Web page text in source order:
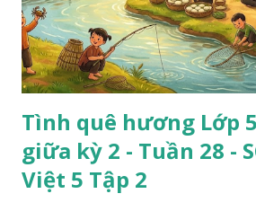
Tình quê hương Lớp
giữa kỳ 2 - Tuần 28 -
Việt 5 Tập 2